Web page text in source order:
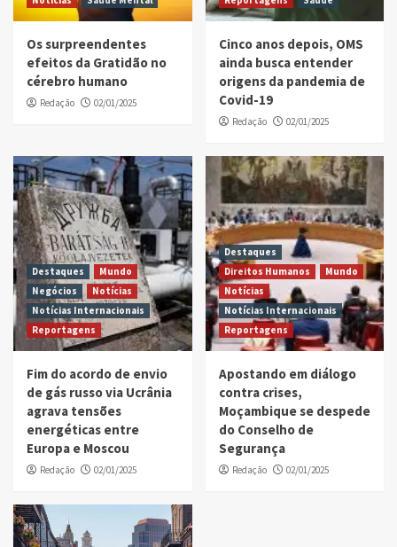
Os surpreendentes
efeitos da Gratidão no
cérebro humano
Redação 02/01/2025
Cinco anos depois, OMS
ainda busca entender
origens da pandemia de
Covid-19
Redação 02/01/2025
Destaques
Mundo
Negócios
Notícias
Notícias Internacionais
Reportagens
Fim do acordo de envio
de gás russo via Ucrânia
agrava tensões
energéticas entre
Europa e Moscou
Redação 02/01/2025
Destaques
Direitos Humanos
Mundo
Notícias
Notícias Internacionais
Reportagens
Apostando em diálogo
contra crises,
Moçambique se despede
do Conselho de
Segurança
Redação 02/01/2025